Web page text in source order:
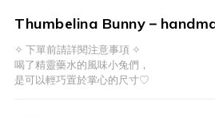
Thumbelina Bunny－
✧ 下單前請詳閱注意事項 ✧
喝了精靈藥水的風味小兔們，
是可以輕巧置於掌心的尺寸♡